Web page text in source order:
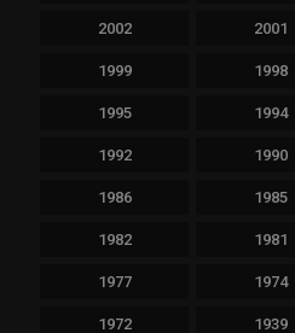
2002 2001
1999 1998
1995 1994
1992 1990
1986 1985
1982 1981
1977 1974
1972 1939